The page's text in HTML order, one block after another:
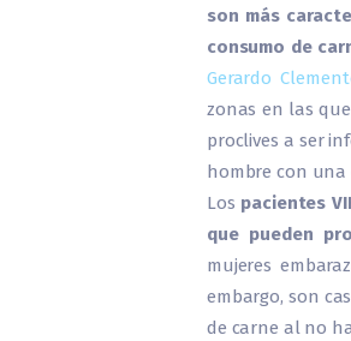
son más
consumo de
Gerardo
zonas en las
proclives a ser
hombre con una
Los pacientes
que pueden
mujeres
embargo, son
de carne al no